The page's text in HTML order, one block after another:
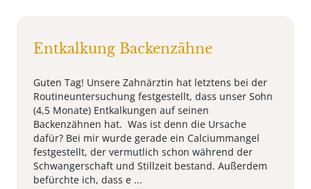
Entkalkung Backenzähne
Guten Tag! Unsere Zahnärztin hat letztens bei der
Routineuntersuchung festgestellt, dass unser Sohn
(4,5 Monate) Entkalkungen auf seinen
Backenzähnen hat. Was ist denn die Ursache
dafür? Bei mir wurde gerade ein Calciummangel
festgestellt, der vermutlich schon während der
Schwangerschaft und Stillzeit bestand. Außerdem
befürchte ich, dass e ...